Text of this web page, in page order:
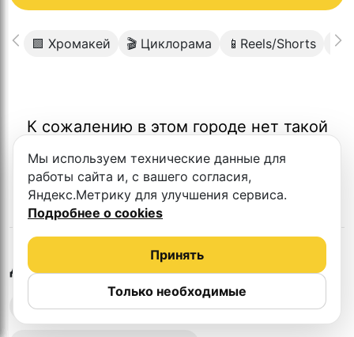
🟩 Хромакей 🎬 Циклорама 📱Reels/Shorts 🧩
К сожалению в этом городе нет такой
Другие студии в Туле
Выездная запись подкастов
Мы используем технические данные для
работы сайта и, с вашего согласия,
Яндекс.Метрику для улучшения сервиса.
Подробнее о cookies
Только необходимые
Принять